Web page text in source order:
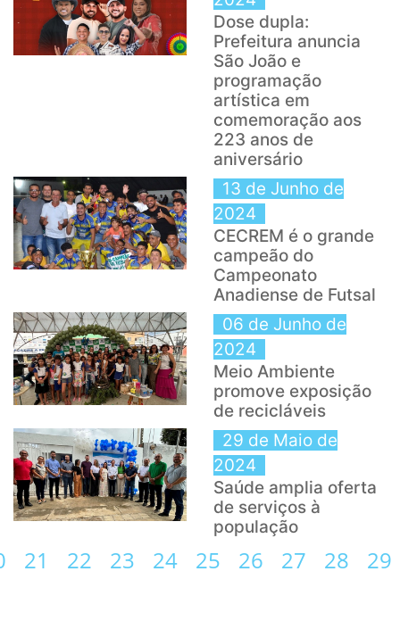
Dose dupla:
Prefeitura anuncia
São João e
programação
artística em
comemoração aos
223 anos de
aniversário
13 de Junho de
2024
CECREM é o grande
campeão do
Campeonato
Anadiense de Futsal
06 de Junho de
2024
Meio Ambiente
promove exposição
de recicláveis
29 de Maio de
2024
Saúde amplia oferta
de serviços à
população
21 22 23 24 25 26 27 28 29